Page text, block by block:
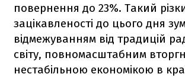
повернення до 23%. Такий
зацікавленості до цього дня
відмежуванням від традицій
світу, повномасштабним
нестабільною економікою в